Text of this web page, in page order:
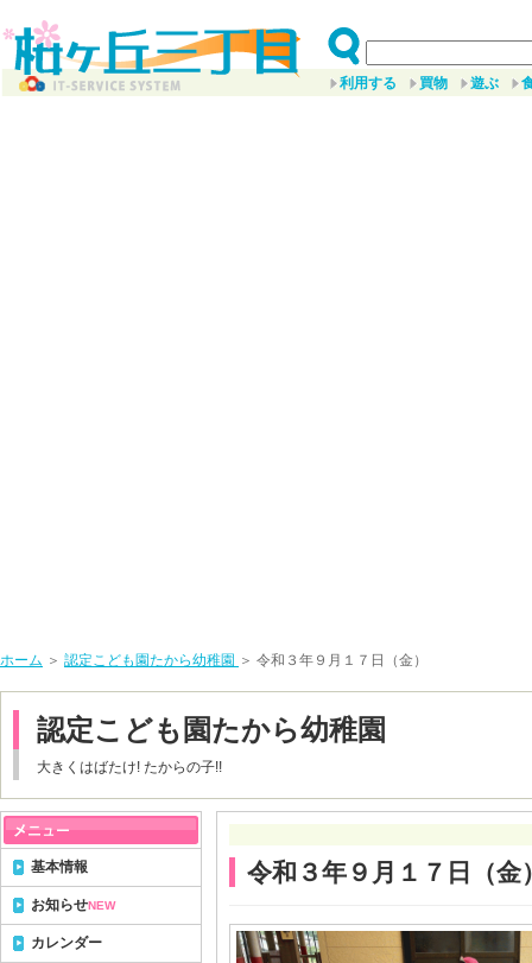
利用する 買物 遊ぶ
ホーム ＞ 認定こども園たから幼稚園 ＞ 令和３年９月１７日（金）
認定こども園たから幼稚園
大きくはばたけ! たからの子!!
令和３年９月１７日（金
基本情報
お知らせNEW
カレンダー